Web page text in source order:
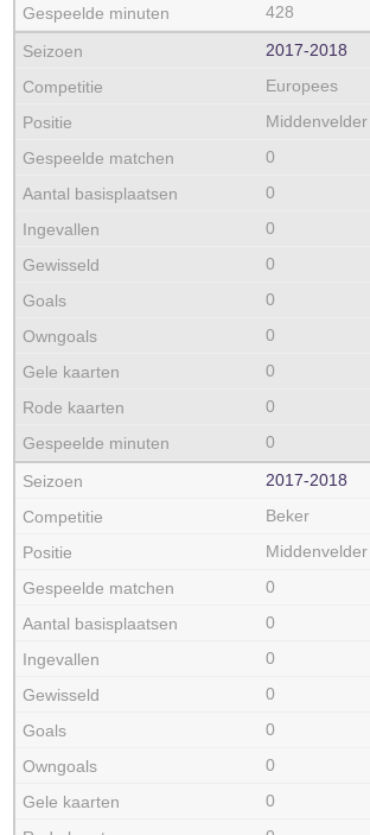
428
2017‑2018
Europees
Middenvelder
0
0
0
0
0
0
0
0
0
2017‑2018
Beker
Middenvelder
0
0
0
0
0
0
0